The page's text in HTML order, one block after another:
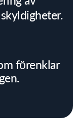
förenklar